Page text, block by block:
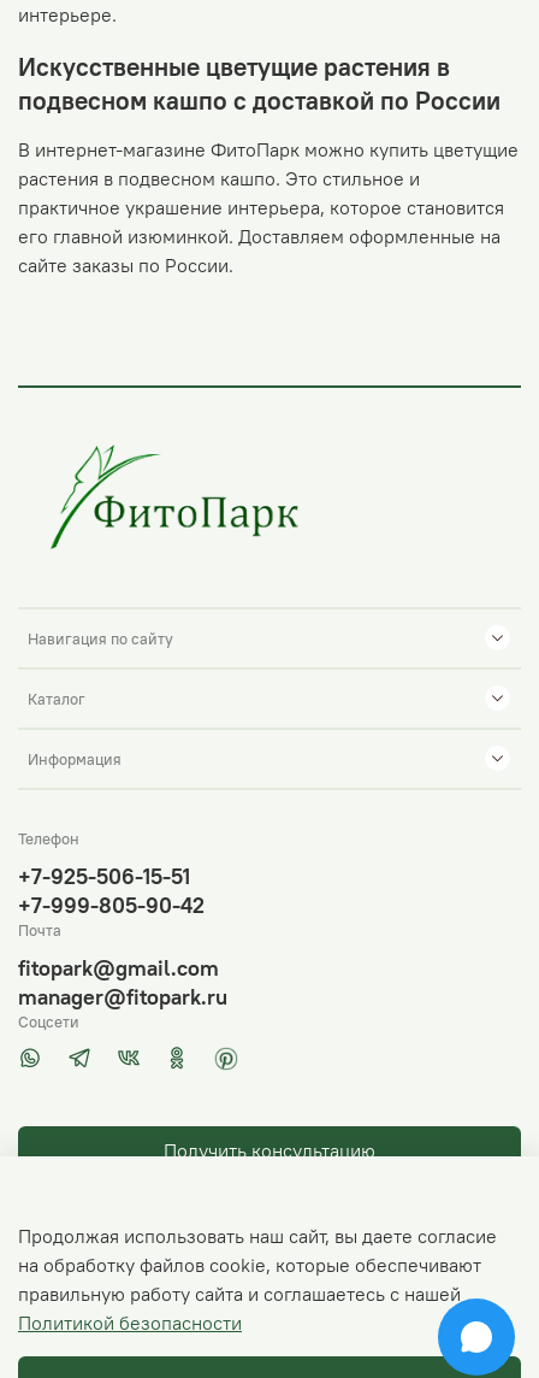
интерьере.
Искусственные цветущие растения в
подвесном кашпо с доставкой по России
В интернет-магазине ФитоПарк можно купить цветущие
растения в подвесном кашпо. Это стильное и
практичное украшение интерьера, которое становится
его главной изюминкой. Доставляем оформленные на
сайте заказы по России.
Навигация по сайту
Каталог
Информация
Получить консультацию
Телефон
+7-925-506-15-51
+7-999-805-90-42
Почта
fitopark@gmail.com
manager@fitopark.ru
Соцсети
© 2026 Любое использование контента без письменного
разрешения запрещено
Продолжая использовать наш сайт, вы даете согласие
на обработку файлов cookie, которые обеспечивают
правильную работу сайта и соглашаетесь с нашей
Политикой безопасности